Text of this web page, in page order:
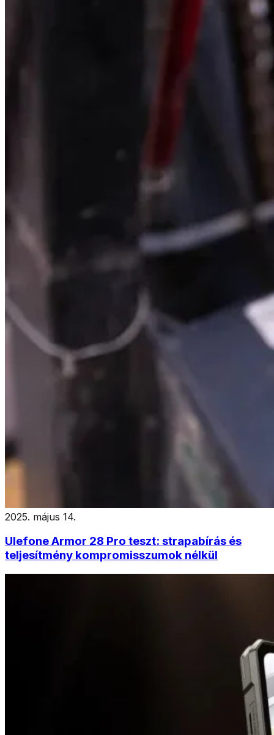
2025. május 14.
Ulefone Armor 28 Pro teszt: strapabírás és
teljesítmény kompromisszumok nélkül